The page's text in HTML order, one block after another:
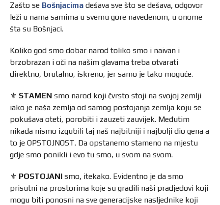
Zašto se Bošnjacimadešava sve što se dešava, odgovor
leži u nama samima u svemu gore navedenom, u onome
šta su Bošnjaci.
Koliko god smo dobar narod toliko smo i naivan i
brzobrazan i oči na našim glavama treba otvarati
direktno, brutalno, iskreno, jer samo je tako moguće.
⚜️ STAMEN smo narod koji čvrsto stoji na svojoj zemlji
iako je naša zemlja od samog postojanja zemlja koju se
pokušava oteti, porobiti i zauzeti zauvijek. Međutim
nikada nismo izgubili taj naš najbitniji i najbolji dio gena a
to je OPSTOJNOST. Da opstanemo stameno na mjestu
gdje smo ponikli i evo tu smo, u svom na svom.
⚜️ POSTOJANIsmo, itekako. Evidentno je da smo
prisutni na prostorima koje su gradili naši pradjedovi koji
mogu biti ponosni na sve generacijske nasljednike koji